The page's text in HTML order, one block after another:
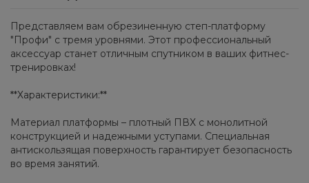
Представляем вам обрезиненную степ-платформу
"Профи" с тремя уровнями. Этот профессиональный
аксессуар станет отличным спутником в ваших фитнес-
тренировках!
**Характеристики:**
Материал платформы – плотный ПВХ с монолитной
конструкцией и надежными уступами. Специальная
антискользящая поверхность гарантирует безопасность
во время занятий.